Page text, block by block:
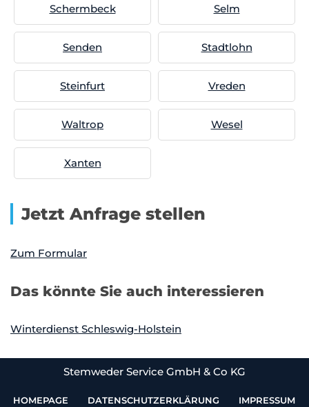
Schermbeck Selm
Senden Stadtlohn
Steinfurt Vreden
Waltrop Wesel
Xanten
Jetzt Anfrage stellen
Zum Formular
Das könnte Sie auch interessieren
Winterdienst Schleswig-Holstein
Stemweder Service GmbH & Co KG
HOMEPAGE DATENSCHUTZERKLÄRUNG IMPRESSUM